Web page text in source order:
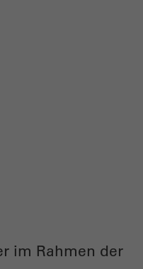
im Rahmen der